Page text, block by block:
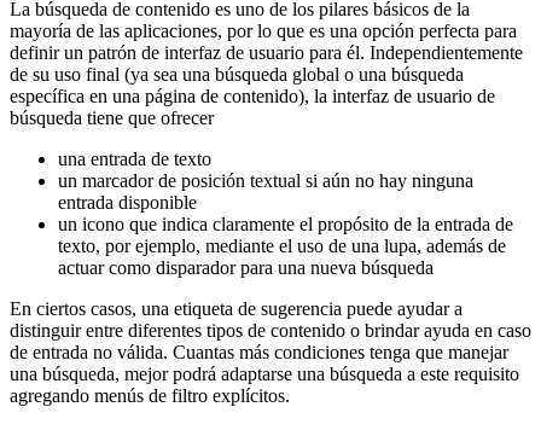
apéndice.
Buscar
La búsqueda de contenido es uno de los pilares básicos de la
mayoría de las aplicaciones, por lo que es una opción perfecta para
definir un patrón de interfaz de usuario para él. Independientemente
de su uso final (ya sea una búsqueda global o una búsqueda
específica en una página de contenido), la interfaz de usuario de
búsqueda tiene que ofrecer
una entrada de texto
un marcador de posición textual si aún no hay ninguna
entrada disponible
un icono que indica claramente el propósito de la entrada de
texto, por ejemplo, mediante el uso de una lupa, además de
actuar como disparador para una nueva búsqueda
En ciertos casos, una etiqueta de sugerencia puede ayudar a